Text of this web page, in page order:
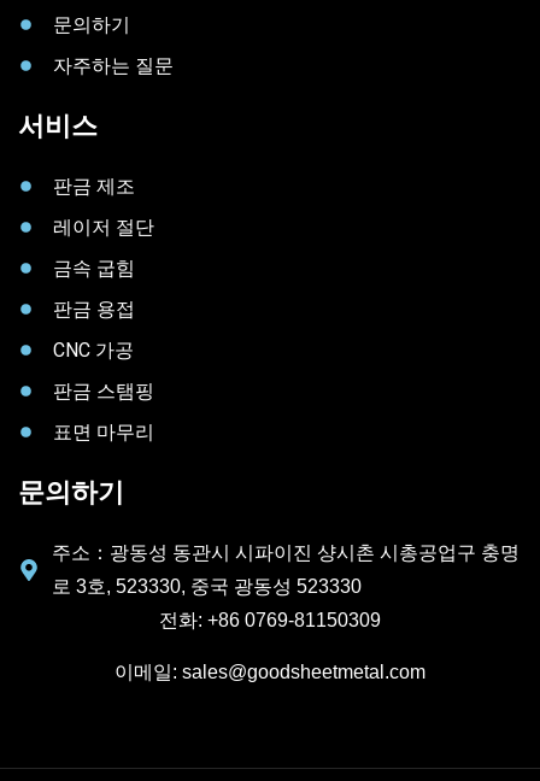
문의하기
자주하는 질문
서비스
판금 제조
레이저 절단
금속 굽힘
판금 용접
CNC 가공
판금 스탬핑
표면 마무리
문의하기
주소：광동성 동관시 시파이진 샹시촌 시총공업구 충명
로 3호, 523330, 중국 광동성 523330
전화: +86 0769-81150309
이메일: sales@goodsheetmetal.com